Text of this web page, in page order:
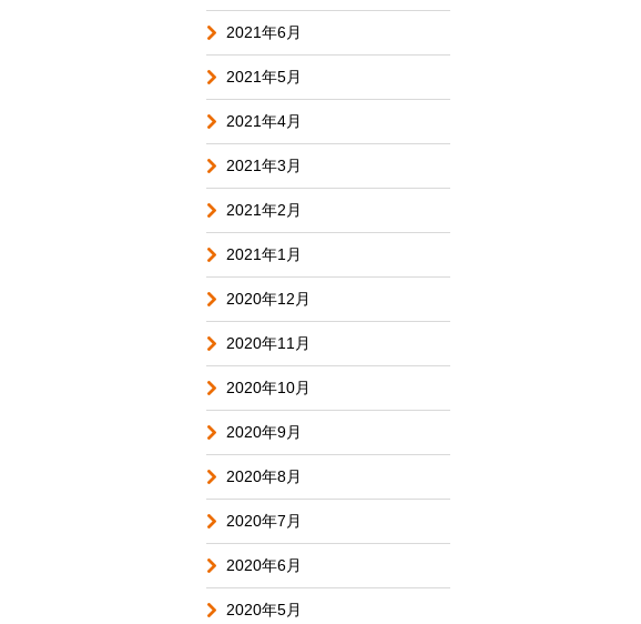
2021年6月
2021年5月
2021年4月
2021年3月
2021年2月
2021年1月
2020年12月
2020年11月
2020年10月
2020年9月
2020年8月
2020年7月
2020年6月
2020年5月